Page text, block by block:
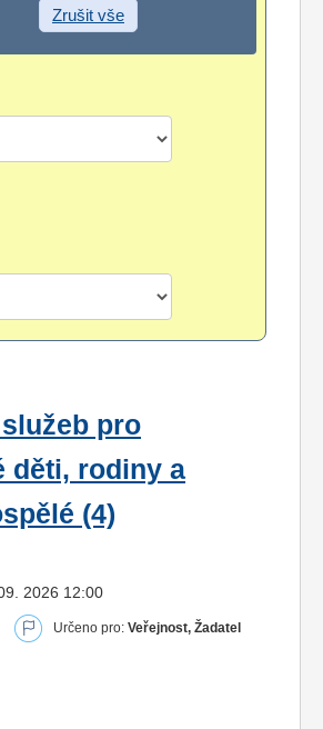
Zrušit vše
pro
děti, rodiny a
(4)
2026 12:00
Určeno pro: Veřejnost, Žadatel